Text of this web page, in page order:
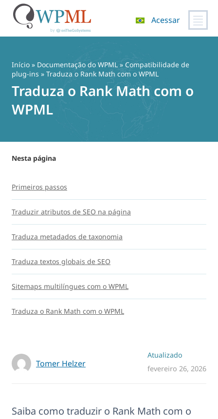
conteúdo
Acessar
Início » Documentação do WPML » Compatibilidade de
plug-ins » Traduza o Rank Math com o WPML
Traduza o Rank Math com o
WPML
Tomer Helzer
Atualizado
fevereiro 26, 2026
Saiba como traduzir o Rank Math com o
Nesta página
Primeiros passos
Traduzir atributos de SEO na página
Traduza metadados de taxonomia
Traduza textos globais de SEO
Sitemaps multilíngues com o WPML
Traduza o Rank Math com o WPML